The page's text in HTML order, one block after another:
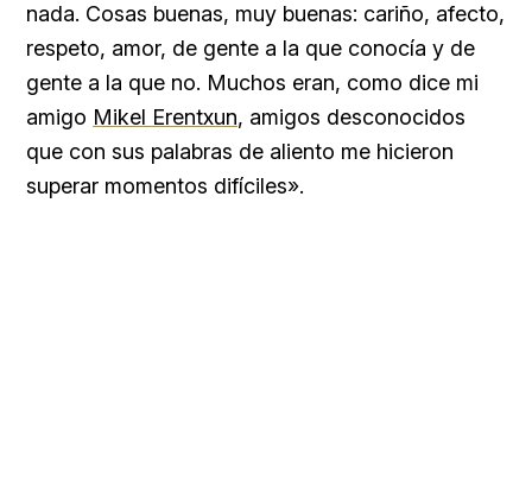
nada. Cosas buenas, muy buenas: cariño, afecto,
respeto, amor, de gente a la que conocía y de
gente a la que no. Muchos eran, como dice mi
amigo Mikel Erentxun, amigos desconocidos
que con sus palabras de aliento me hicieron
superar momentos difíciles».